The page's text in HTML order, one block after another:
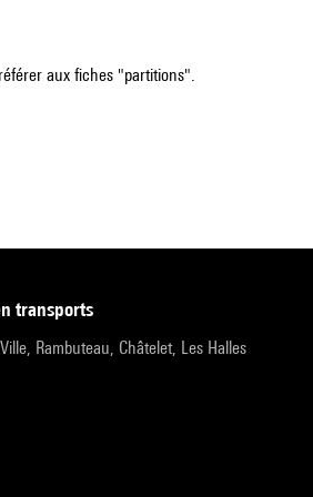
aux fiches "partitions".
transports
Rambuteau, Châtelet, Les Halles